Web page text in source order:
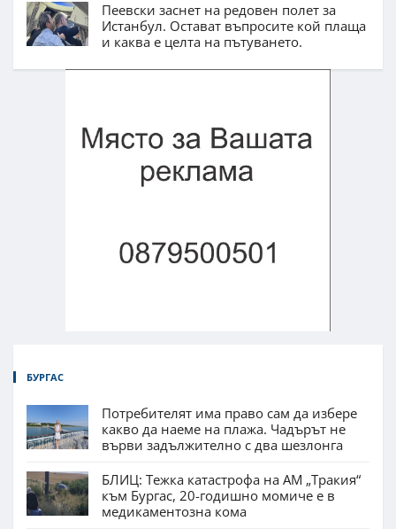
Пеевски заснет на редовен полет за
Истанбул. Остават въпросите кой плаща
и каква е целта на пътуването.
БУРГАС
Потребителят има право сам да избере
какво да наеме на плажа. Чадърът не
върви задължително с два шезлонга
БЛИЦ: Тежка катастрофа на АМ „Тракия“
към Бургас, 20-годишно момиче е в
медикаментозна кома